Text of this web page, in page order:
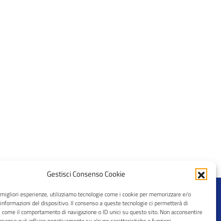
Gestisci Consenso Cookie
esperienze, utilizziamo tecnologie come i cookie per memorizzare e/o
del dispositivo. Il consenso a queste tecnologie ci permetterà di
il comportamento di navigazione o ID unici su questo sito. Non acconsentire